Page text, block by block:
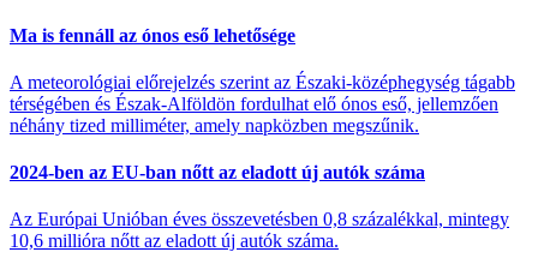
Ma is fennáll az ónos eső lehetősége
A meteorológiai előrejelzés szerint az Északi-középhegység tágabb
térségében és Észak-Alföldön fordulhat elő ónos eső, jellemzően
néhány tized milliméter, amely napközben megszűnik.
2024-ben az EU-ban nőtt az eladott új autók száma
Az Európai Unióban éves összevetésben 0,8 százalékkal, mintegy
10,6 millióra nőtt az eladott új autók száma.